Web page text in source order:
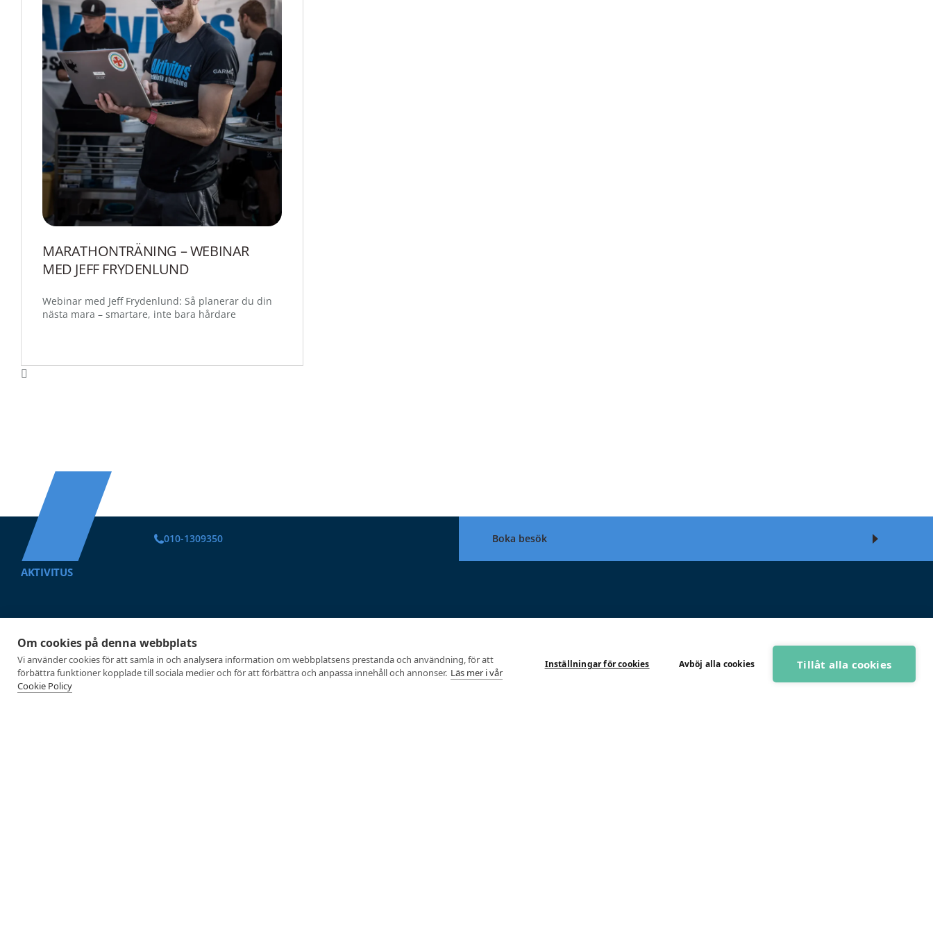
Om cookies på denna webbplats
Vi använder cookies för att samla in och analysera information om webbplatsens prestanda och användning, för att
förbättra funktioner kopplade till sociala medier och för att förbättra och anpassa innehåll och annonser. Läs mer i vår
Cookie Policy
Inställningar för cookies Avböj alla cookies Tillåt alla cookies
MARATHONTRÄNING – WEBINAR
MED JEFF FRYDENLUND
Webinar med Jeff Frydenlund: Så planerar du din
nästa mara – smartare, inte bara hårdare
010-1309350 Boka besök
AKTIVITUS
BOKA GRATIS RÅDGIVNING